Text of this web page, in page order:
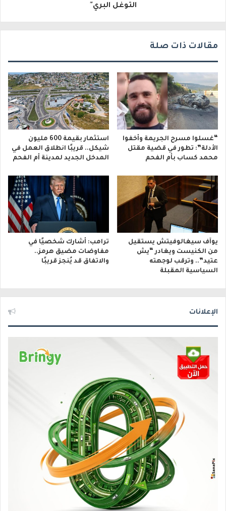
ي
التوغل البري"
مقالات ذات صلة
“غسلوا مسرح الجريمة وأخفوا
الأدلة”: تطور في قضية مقتل
محمد كساب بأم الفحم
استثمار بقيمة 600 مليون
شيكل.. قريبًا انطلاق العمل في
المدخل الجديد لمدينة أم الفحم
يوآف سيغالوفيتش يستقيل
من الكنيست ويغادر “يش
عتيد”.. وترقب لوجهته
السياسية المقبلة
ترامب: أشارك شخصيًا في
مفاوضات مضيق هرمز..
والاتفاق قد يُنجز قريبًا
الإعلانات